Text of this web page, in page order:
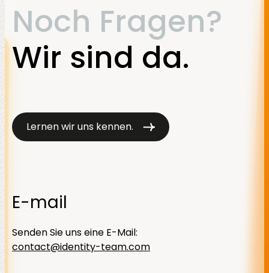
Noch Fragen?
Wir sind da.
Lernen wir uns kennen.
E-mail
Senden Sie uns eine E-Mail:
contact@identity-team.com